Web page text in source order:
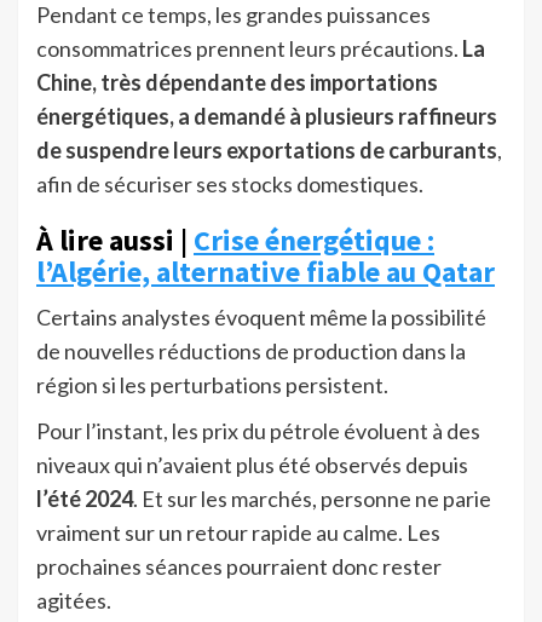
Pendant ce temps, les grandes puissances
consommatrices prennent leurs précautions. La
Chine, très dépendante des importations
énergétiques, a demandé à plusieurs raffineurs
de suspendre leurs exportations de carburants,
afin de sécuriser ses stocks domestiques.
À lire aussi | Crise énergétique :
l’Algérie, alternative fiable au Qatar
Certains analystes évoquent même la possibilité
de nouvelles réductions de production dans la
région si les perturbations persistent.
Pour l’instant, les prix du pétrole évoluent à des
niveaux qui n’avaient plus été observés depuis
l’été 2024. Et sur les marchés, personne ne parie
vraiment sur un retour rapide au calme. Les
prochaines séances pourraient donc rester
agitées.